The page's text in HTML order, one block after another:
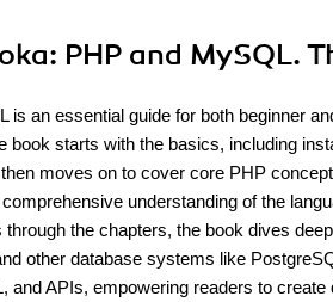
: PHP and MySQL.
is an essential guide for both beginner
book starts with the basics, including
moves on to cover core PHP
understanding of the
the chapters, the book dives
other database systems like
and APIs, empowering readers to